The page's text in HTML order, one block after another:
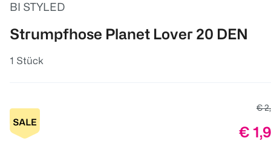
BI STYLED
Strumpfhose Planet Lover 20 DEN
1 Stück
€
€